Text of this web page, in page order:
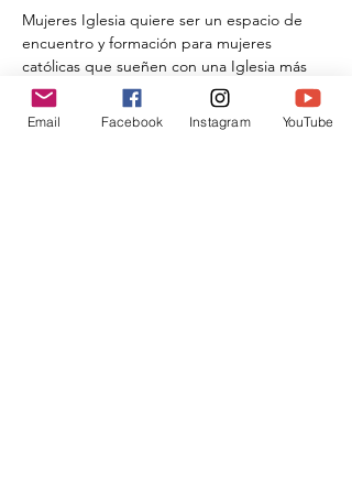
Mujeres Iglesia quiere ser un espacio de
encuentro y formación para mujeres
católicas que sueñen con una Iglesia más
fiel a Jesucristo.
Email Facebook Instagram YouTube